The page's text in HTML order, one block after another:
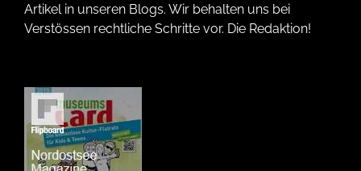
Artikel in unseren Blogs. Wir behalten uns bei
Verstössen rechtliche Schritte vor. Die Redaktion!